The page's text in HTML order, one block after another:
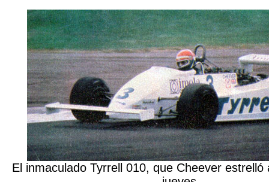
El inmaculado Tyrrell 010, que Cheever estrelló